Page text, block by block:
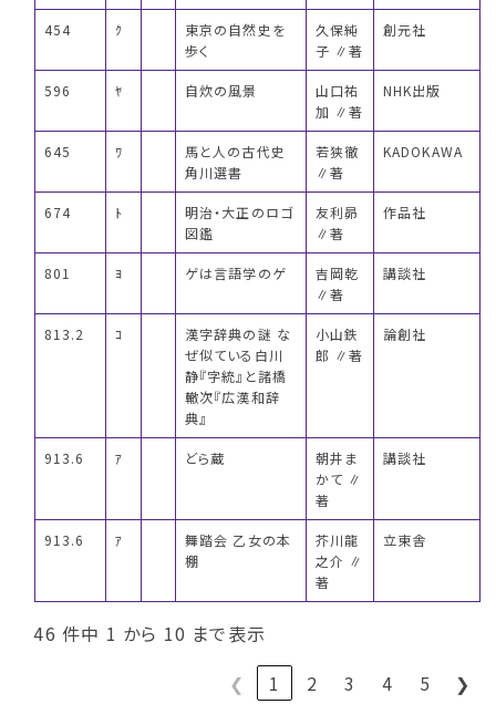
454 ｸ
東京の自然史を
歩く
久保純
子 ∥著
創元社
596 ﾔ 自炊の風景
山口祐
加 ∥著
NHK出版
645 ﾜ
馬と人の古代史
角川選書
若狭徹
∥著
KADOKAWA
674 ﾄ
明治・大正のロゴ
図鑑
友利昴
∥著
作品社
801 ﾖ ゲは言語学のゲ
吉岡乾
∥著
講談社
813.2 ｺ
漢字辞典の謎 な
ぜ似ている白川
静『字統』と諸橋
轍次『広漢和辞
典』
小山鉄
郎 ∥著
論創社
913.6 ｱ どら蔵
朝井ま
かて ∥
著
講談社
913.6 ｱ
舞踏会 乙女の本
棚
芥川龍
之介 ∥
著
立東舎
46 件中 1 から 10 まで表示
❮
1 2 3 4 5 ❯